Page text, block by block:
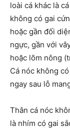
loài cá khác là
không có gai
hoặc gần đối
ngực, gần với
hoặc lõm nông
Cá nóc không
ngay sau lỗ
Thân cá nóc
là nhím có gai